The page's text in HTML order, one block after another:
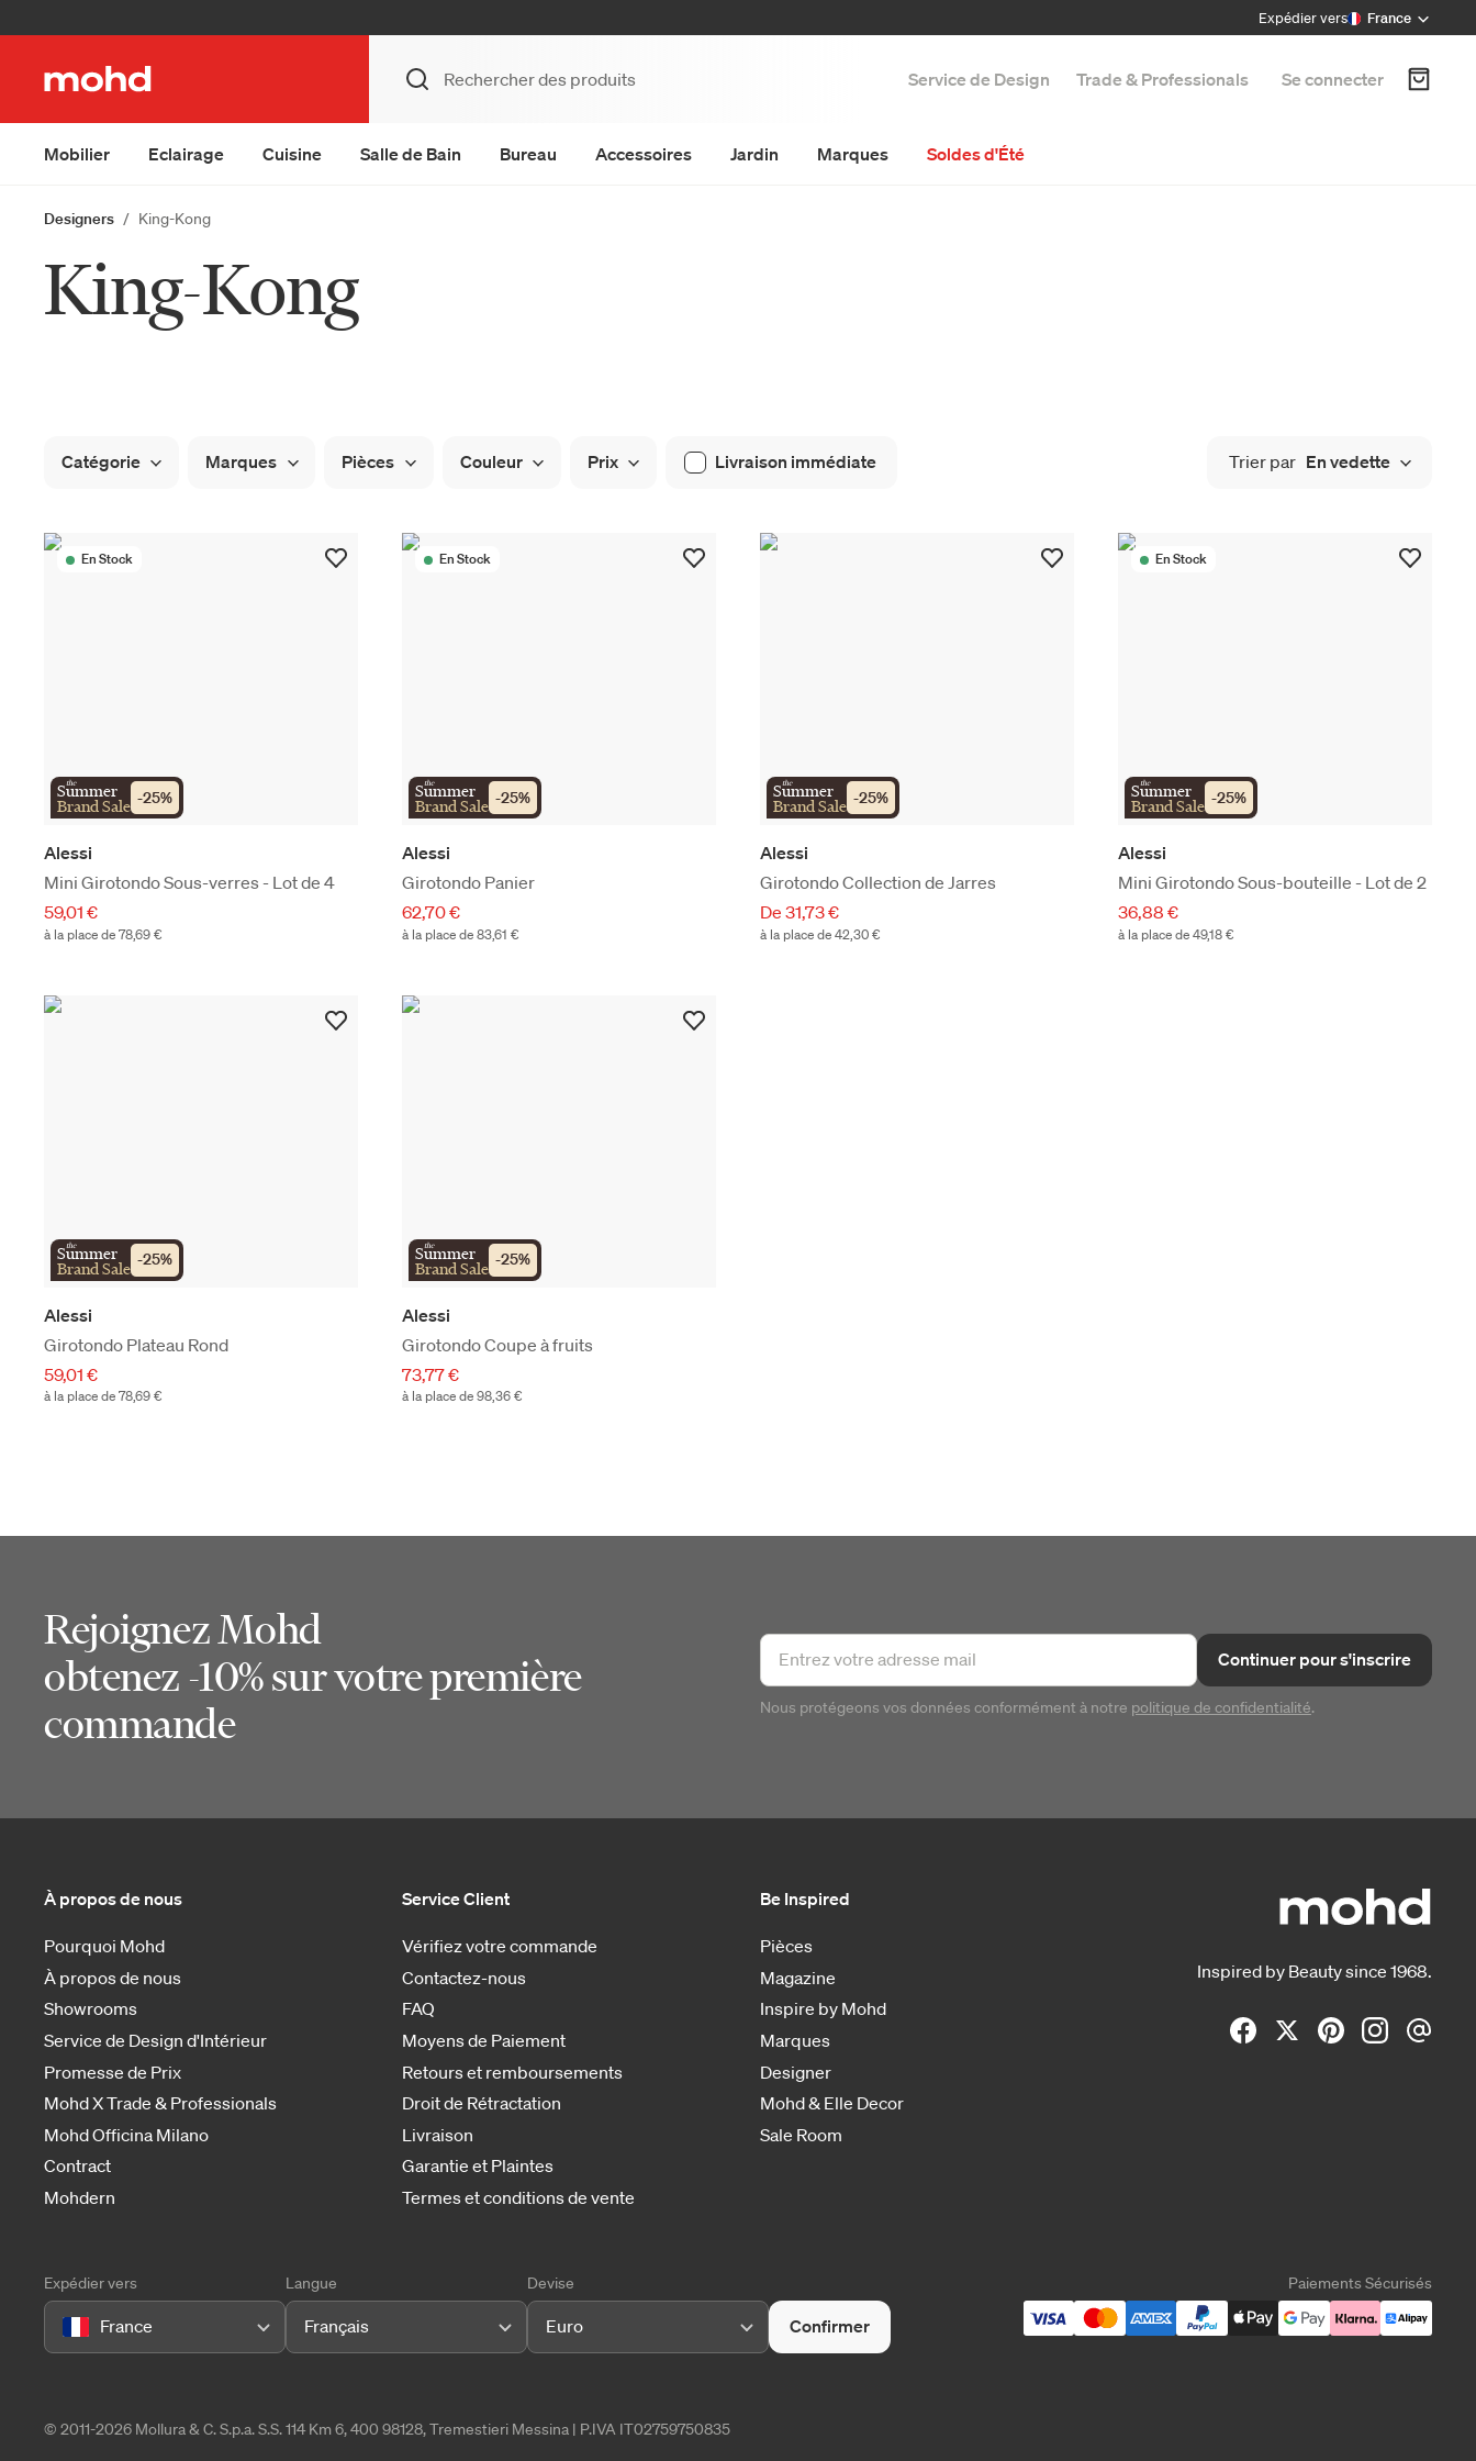
Expédier vers France
Service de Design Trade & Professionals Se connecter
Mobilier Eclairage Cuisine Salle de Bain Bureau Accessoires Jardin Marques Soldes d'Été
Designers King-Kong
King-Kong
Catégorie Marques Pièces Couleur Prix Livraison immédiate Trier par En vedette
En Stock
the
Summer
Brand Sale -25%
Alessi
Mini Girotondo Sous-verres - Lot de 4
59,01 €
à la place de 78,69 €
En Stock
the
Summer
Brand Sale -25%
Alessi
Girotondo Panier
62,70 €
à la place de 83,61 €
the
Summer
Brand Sale -25%
Alessi
Girotondo Collection de Jarres
De 31,73 €
à la place de 42,30 €
En Stock
the
Summer
Brand Sale -25%
Alessi
Mini Girotondo Sous-bouteille - Lot de 2
36,88 €
à la place de 49,18 €
the
Summer
Brand Sale -25%
Alessi
Girotondo Plateau Rond
59,01 €
à la place de 78,69 €
the
Summer
Brand Sale -25%
Alessi
Girotondo Coupe à fruits
73,77 €
à la place de 98,36 €
Rejoignez Mohd
obtenez -10% sur votre première
commande
Continuer pour s'inscrire
Nous protégeons vos données conformément à notre politique de confidentialité.
Inspired by Beauty since 1968.
À propos de nous
Pourquoi Mohd
À propos de nous
Showrooms
Service de Design d'Intérieur
Promesse de Prix
Mohd X Trade & Professionals
Mohd Officina Milano
Contract
Mohdern
Service Client
Vérifiez votre commande
Contactez-nous
FAQ
Moyens de Paiement
Retours et remboursements
Droit de Rétractation
Livraison
Garantie et Plaintes
Termes et conditions de vente
Be Inspired
Pièces
Magazine
Inspire by Mohd
Marques
Designer
Mohd & Elle Decor
Sale Room
Expédier vers
France
Langue
Français
Devise
Euro Confirmer
Paiements Sécurisés
© 2011-2026 Mollura & C. S.p.a. S.S. 114 Km 6, 400 98128, Tremestieri Messina | P.IVA IT02759750835